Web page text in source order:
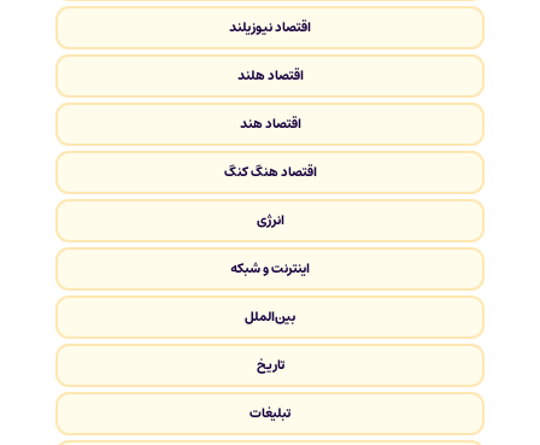
اقتصاد نیوزیلند
اقتصاد هلند
اقتصاد هند
اقتصاد هنگ کنگ
انرژی
اینترنت و شبکه
بین‌الملل
تاریخ
تبلیغات